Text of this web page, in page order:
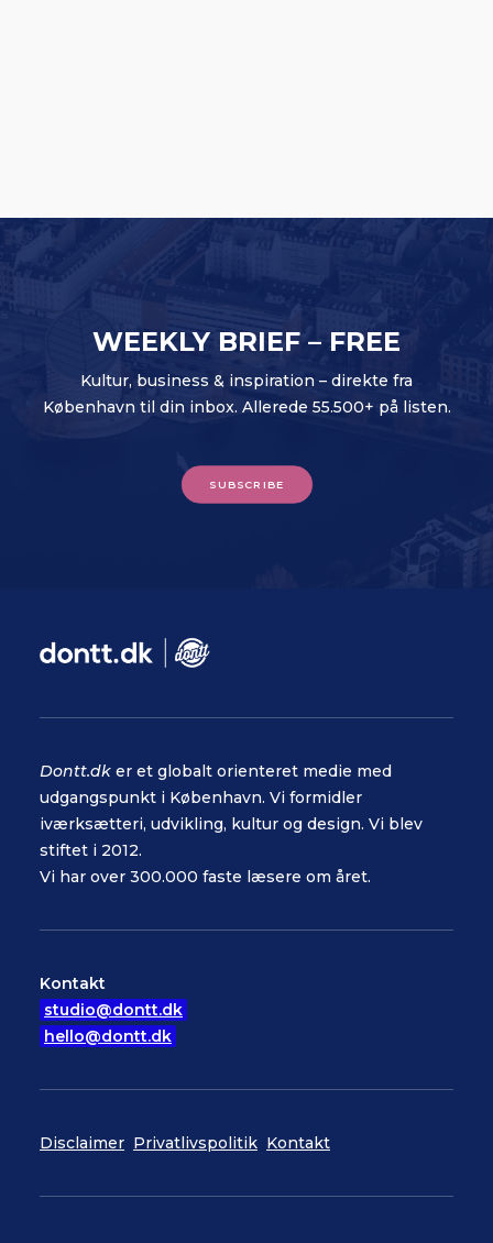
WEEKLY BRIEF – FREE
Kultur, business & inspiration – direkte fra
København til din inbox. Allerede 55.500+ på listen.
SUBSCRIBE
Dontt.dk er et globalt orienteret medie med
udgangspunkt i København. Vi formidler
iværksætteri, udvikling, kultur og design. Vi blev
stiftet i 2012.
Vi har over 300.000 faste læsere om året.
Kontakt
studio@dontt.dk
hello@dontt.dk
Disclaimer Privatlivspolitik Kontakt